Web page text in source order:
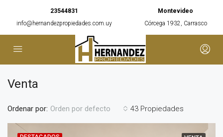
23544831
info@hernandezpropiedades.com.uy
Montevideo
Córcega 1932, Carrasco
Venta
43 Propiedades
Ordenar por: Orden por defecto